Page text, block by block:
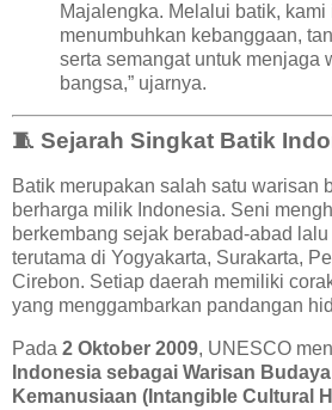
Majalengka. Melalui batik, kami
menumbuhkan kebanggaan,
serta semangat untuk menjaga
bangsa,” ujarnya.
🧵 Sejarah Singkat Batik
Batik merupakan salah satu warisan
berharga milik Indonesia. Seni
berkembang sejak berabad-abad
terutama di Yogyakarta, Surakarta,
Cirebon. Setiap daerah memiliki
yang menggambarkan pandangan
Pada 2 Oktober 2009, UNESCO
Indonesia sebagai Warisan
Kemanusiaan (Intangible Cultural